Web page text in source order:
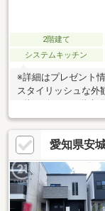
2階建て
システムキッチン
※詳細はプレゼント
スタイリッシュな外
小学校：徒歩9分（
コンビニ ローソン
ー イトーヨーカド
約束・物件を購入す
えします・物件を購
に明確にお伝えしま
伝えします
愛知県安